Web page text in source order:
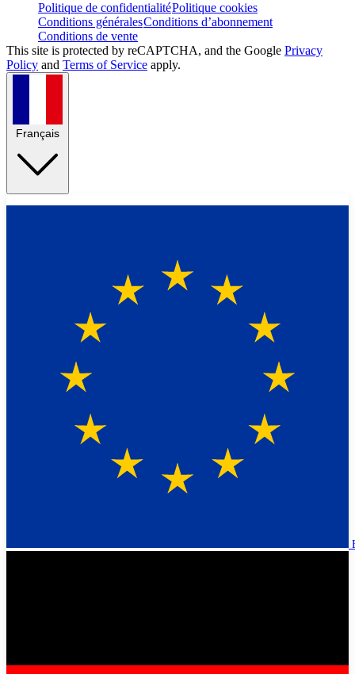
Politique de confidentialitéPolitique cookies
Conditions généralesConditions d’abonnement
Conditions de vente
This site is protected by reCAPTCHA, and the Google Privacy
Policy and Terms of Service apply.
Français